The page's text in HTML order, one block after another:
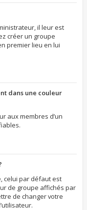
il leur est
créer un groupe
premier lieu en lui
dans une couleur
aux membres d’un
celui par défaut est
de groupe affichés par
de changer votre